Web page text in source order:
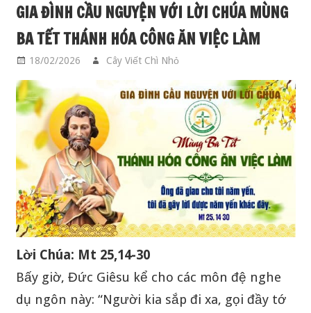
TGP
SAIGON
GIA ĐÌNH CẦU NGUYỆN VỚI LỜI CHÚA MÙNG
BA TẾT THÁNH HÓA CÔNG ĂN VIỆC LÀM
18/02/2026 Cây Viết Chì Nhỏ
Lời Chúa: Mt 25,14-30
Bấy giờ, Đức Giêsu kể cho các môn đệ nghe
dụ ngôn này: “Người kia sắp đi xa, gọi đầy tớ